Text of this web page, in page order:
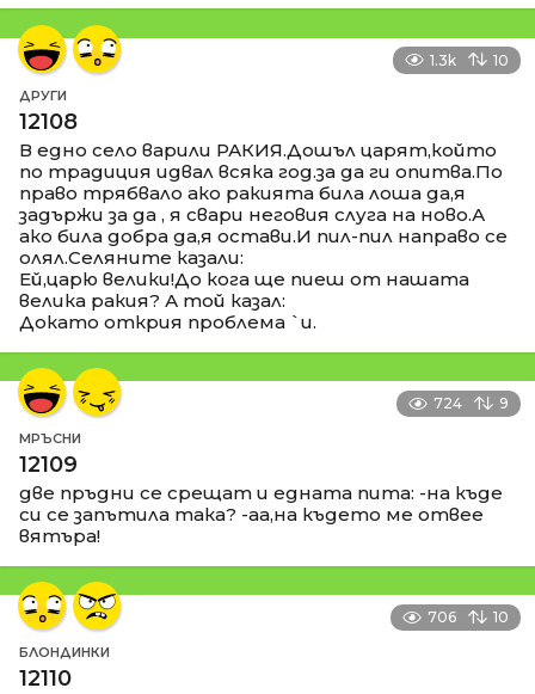
1.3k 10
ДРУГИ
12108
В едно село варили РАКИЯ.Дошъл царят,който
по традиция идвал всяка год.за да ги опитва.По
право трябвало ако ракията била лоша да,я
задържи за да , я свари неговия слуга на ново.А
ако била добра да,я остави.И пил-пил направо се
олял.Селяните казали:
Ей,царю велики!До кога ще пиеш от нашата
велика ракия? А той казал:
Докато открия проблема `и.
724 9
МРЪСНИ
12109
две пръдни се срещат и едната пита: -на къде
си се запътила така? -аа,на където ме отвее
вятъра!
706 10
БЛОНДИНКИ
12110